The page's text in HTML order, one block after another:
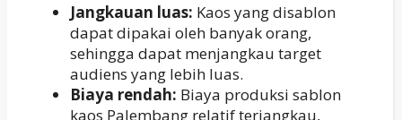
Jangkauan luas: Kaos yang disablon
dapat dipakai oleh banyak orang,
sehingga dapat menjangkau target
audiens yang lebih luas.
Biaya rendah: Biaya produksi sablon
kaos Palembang relatif terjangkau,